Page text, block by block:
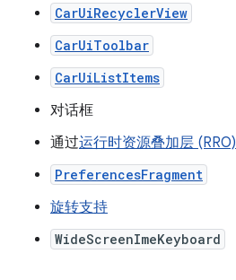
CarUiRecyclerView
CarUiToolbar
CarUiListItems
对话框
通过运行时资源叠加层 (RRO)
PreferencesFragment
旋转支持
WideScreenImeKeyboard